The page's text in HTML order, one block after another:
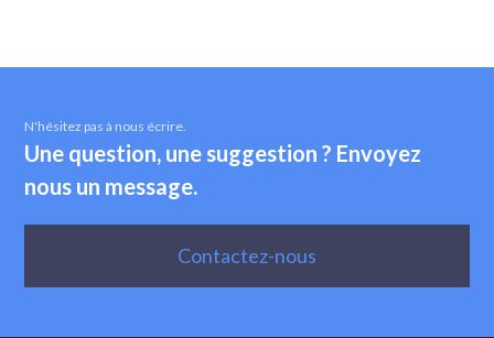
N'hésitez pas à nous écrire.
Une question, une suggestion ? Envoyez
nous un message.
Contactez-nous